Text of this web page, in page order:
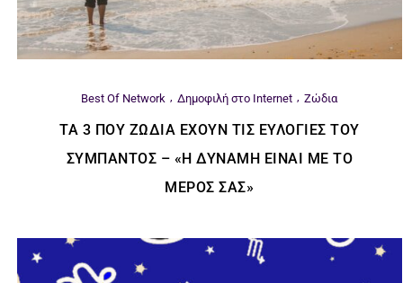
Best Of Network Δημοφιλή στο Internet Ζώδια
ΤΑ 3 ΠΟΥ ΖΏΔΙΑ ΈΧΟΥΝ ΤΙΣ ΕΥΛΟΓΊΕΣ ΤΟΥ
ΣΎΜΠΑΝΤΟΣ – «Η ΔΎΝΑΜΗ ΕΊΝΑΙ ΜΕ ΤΟ
ΜΈΡΟΣ ΣΑΣ»